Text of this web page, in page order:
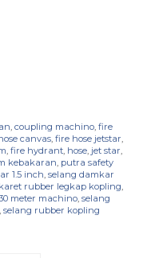
coupling machino fire
canvas fire hose jetstar
fire hydrant hose jet star
kebakaran putra safety
1.5 inch selang damkar
rubber legkap kopling
meter machino selang
selang rubber kopling